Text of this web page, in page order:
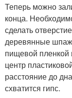
Теперь можно
конца.
сделать
деревянные
пищевой пленкой
центр
расстояние до
схватится гипс.